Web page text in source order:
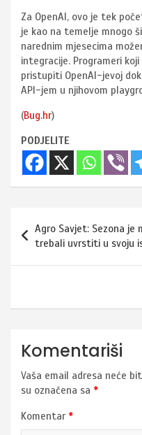
Za OpenAI, ovo je tek
je kao na temelje mnogo
narednim mjesecima
integracije. Programeri
pristupiti OpenAI-jevoj
API-jem u njihovom
(Bug.hr)
PODJELITE
Navigacija
članaka
Agro Savjet: Sezona
trebali uvrstiti u svoju
Komentariši
Vaša email adresa neće
su označena sa *
Komentar *